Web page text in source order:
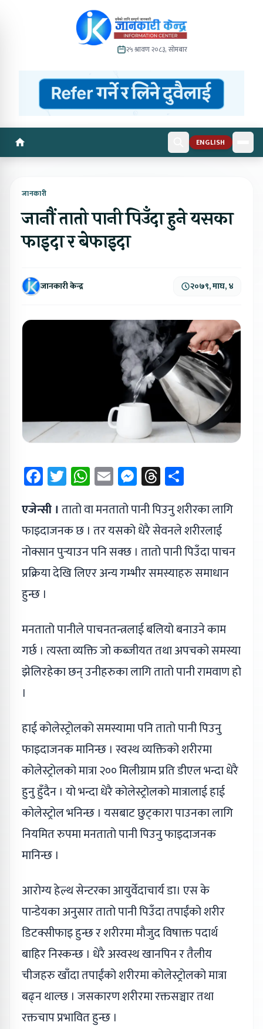
२५ श्रावण २०८३, सोमबार
ENGLISH
जानकारी
जानौं तातो पानी पिउँदा हुने यसका
फाइदा र बेफाइदा
जानकारी केन्द्र २०७९, माघ, ४
Facebook
Twitter
WhatsApp
EmailMessenger
Threads
एजेन्सी । तातो वा मनतातो पानी पिउनु शरीरका लागि
फाइदाजनक छ । तर यसको धेरै सेवनले शरीरलाई
नोक्सान पुर्‍याउन पनि सक्छ । तातो पानी पिउँदा पाचन
प्रक्रिया देखि लिएर अन्य गम्भीर समस्याहरु समाधान
हुन्छ ।
मनतातो पानीले पाचनतन्त्रलाई बलियो बनाउने काम
गर्छ । त्यस्ता व्यक्ति जो कब्जीयत तथा अपचको समस्या
झेलिरहेका छन् उनीहरुका लागि तातो पानी रामवाण हो
।
हाई कोलेस्ट्रोलको समस्यामा पनि तातो पानी पिउनु
फाइदाजनक मानिन्छ । स्वस्थ व्यक्तिको शरीरमा
कोलेस्ट्रोलको मात्रा २०० मिलीग्राम प्रति डीएल भन्दा धेरै
हुनु हुँदैन । यो भन्दा धेरै कोलेस्ट्रोलको मात्रालाई हाई
कोलेस्ट्रोल भनिन्छ । यसबाट छुट्कारा पाउनका लागि
नियमित रुपमा मनतातो पानी पिउनु फाइदाजनक
मानिन्छ ।
आरोग्य हेल्थ सेन्टरका आयुर्वेदाचार्य डा। एस के
पान्डेयका अनुसार तातो पानी पिउँदा तपाईंको शरीर
डिटक्सीफाइ हुन्छ र शरीरमा मौजुद विषाक्त पदार्थ
बाहिर निस्कन्छ । धेरै अस्वस्थ खानपिन र तैलीय
चीजहरु खाँदा तपाईंको शरीरमा कोलेस्ट्रोलको मात्रा
बढ्न थाल्छ । जसकारण शरीरमा रक्तसञ्चार तथा
रक्तचाप प्रभावित हुन्छ ।